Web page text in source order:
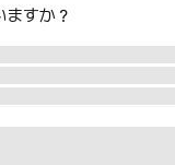
すか？